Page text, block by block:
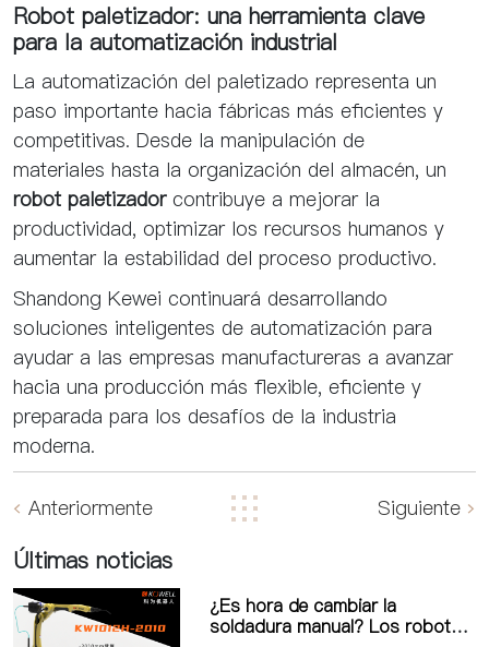
Robot paletizador: una herramienta clave
para la automatización industrial
La automatización del paletizado representa un
paso importante hacia fábricas más eficientes y
competitivas. Desde la manipulación de
materiales hasta la organización del almacén, un
robot paletizadorcontribuye a mejorar la
productividad, optimizar los recursos humanos y
aumentar la estabilidad del proceso productivo.
Shandong Kewei continuará desarrollando
soluciones inteligentes de automatización para
ayudar a las empresas manufactureras a avanzar
hacia una producción más flexible, eficiente y
preparada para los desafíos de la industria
moderna.
Anteriormente Siguiente
Últimas noticias
¿Es hora de cambiar la
soldadura manual? Los robots